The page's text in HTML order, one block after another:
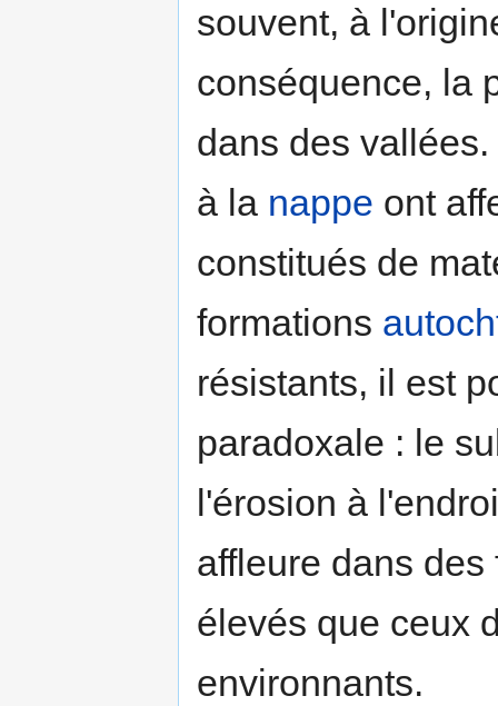
souvent, à
conséquence, la
dans des
à la nappe ont
constitués de
formations
résistants, il est
paradoxale : le
l'érosion à
affleure dans
élevés que ceux
environnants.